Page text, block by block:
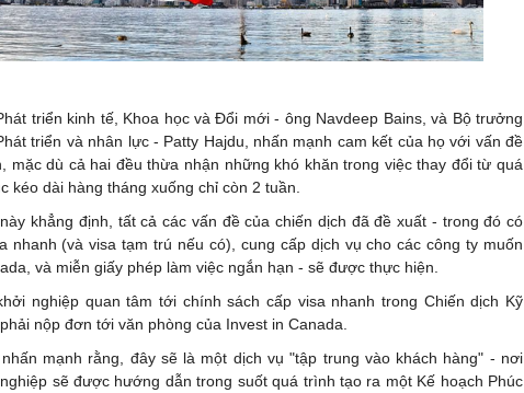
triển kinh tế, Khoa học và Đổi mới - ông Navdeep Bains, và Bộ trưởng
triển và nhân lực - Patty Hajdu, nhấn mạnh cam kết của họ với vấn đề
mặc dù cả hai đều thừa nhận những khó khăn trong việc thay đổi từ quá
kéo dài hàng tháng xuống chỉ còn 2 tuần.
khẳng định, tất cả các vấn đề của chiến dịch đã đề xuất - trong đó có
nhanh (và visa tạm trú nếu có), cung cấp dịch vụ cho các công ty muốn
và miễn giấy phép làm việc ngắn hạn - sẽ được thực hiện.
nghiệp quan tâm tới chính sách cấp visa nhanh trong Chiến dịch Kỹ
nộp đơn tới văn phòng của Invest in Canada.
mạnh rằng, đây sẽ là một dịch vụ "tập trung vào khách hàng" - nơi
sẽ được hướng dẫn trong suốt quá trình tạo ra một Kế hoạch Phúc